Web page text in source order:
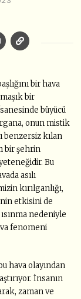
bir hava
bir
büyücü
onun mistik
benzersiz kılan
bir şehrin
Bu
asılı
kırılganlığı,
etkisini de
nedeniyle
fenomeni
hava olayından
İnsanın
zaman ve